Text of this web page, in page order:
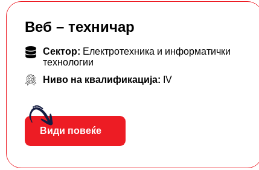
Веб – техничар
Сектор: Електротехника и информатички
технологии
Ниво на квалификација: IV
Види повеќе